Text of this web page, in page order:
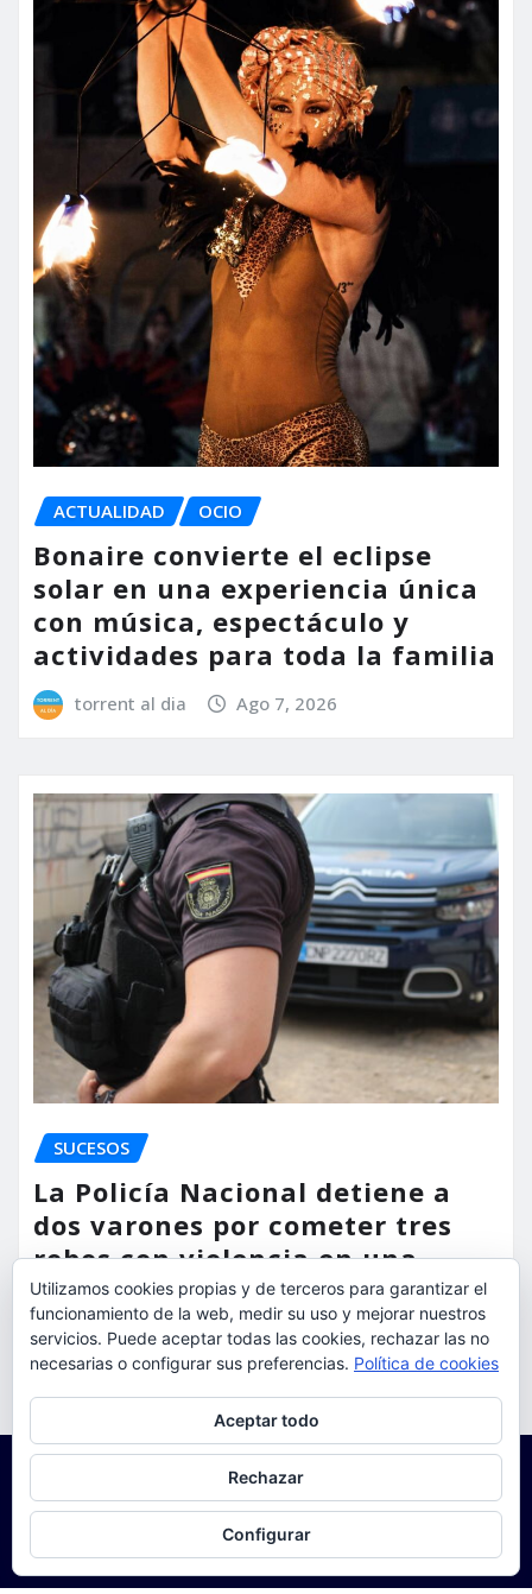
ACTUALIDAD OCIO
Bonaire convierte el eclipse
solar en una experiencia única
con música, espectáculo y
actividades para toda la familia
torrent al dia Ago 7, 2026
SUCESOS
La Policía Nacional detiene a
dos varones por cometer tres
robos con violencia en una
misma mañana
torrent al dia Ago 7, 2026
Utilizamos cookies propias y de terceros para garantizar el
funcionamiento de la web, medir su uso y mejorar nuestros
servicios. Puede aceptar todas las cookies, rechazar las no
necesarias o configurar sus preferencias. Política de cookies
Aceptar todo
Rechazar
Configurar
Para obtener más información, incluido cómo gestionar las cookies,